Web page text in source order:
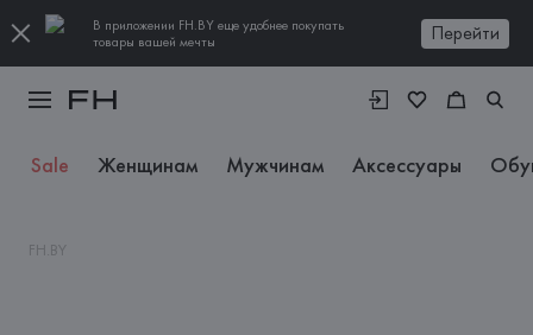
В приложении FH.BY еще удобнее покупать
товары вашей мечты
Перейти
Sale Женщинам Мужчинам Аксессуары
FH.BY